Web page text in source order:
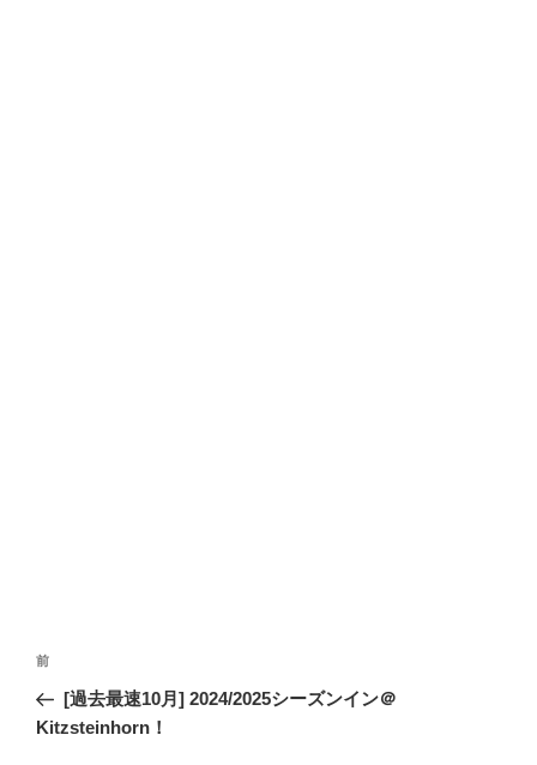
投
ナ
前
の
投
前
[過去最速10月] 2024/2025シーズンイン＠
Kitzsteinhorn！